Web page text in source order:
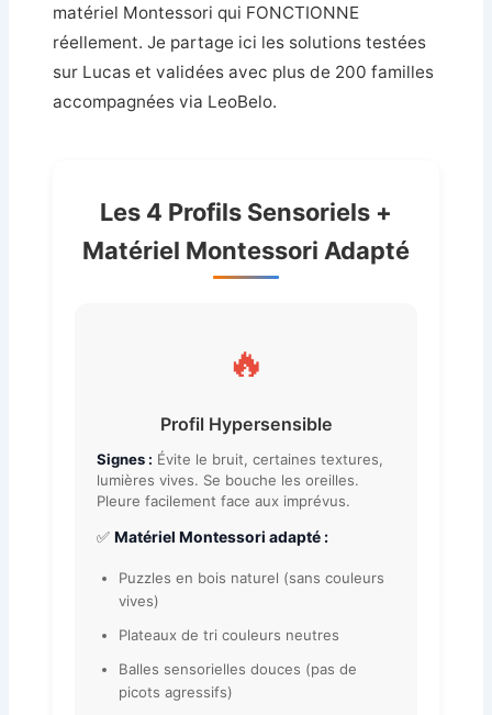
matériel Montessori qui FONCTIONNE
réellement. Je partage ici les solutions testées
sur Lucas et validées avec plus de 200 familles
accompagnées via LeoBelo.
Les 4 Profils Sensoriels +
Matériel Montessori Adapté
🔥
Profil Hypersensible
Signes : Évite le bruit, certaines textures,
lumières vives. Se bouche les oreilles.
Pleure facilement face aux imprévus.
✅ Matériel Montessori adapté :
Puzzles en bois naturel (sans couleurs
vives)
Plateaux de tri couleurs neutres
Balles sensorielles douces (pas de
picots agressifs)